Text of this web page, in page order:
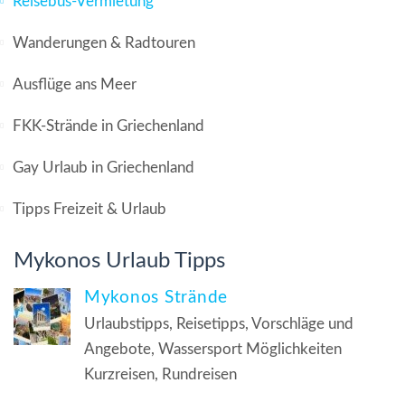
Wanderungen & Radtouren
Ausflüge ans Meer
FKK-Strände in Griechenland
Gay Urlaub in Griechenland
Tipps Freizeit & Urlaub
Mykonos Urlaub Tipps
Mykonos Strände
Urlaubstipps, Reisetipps, Vorschläge und
Angebote, Wassersport Möglichkeiten
Kurzreisen, Rundreisen